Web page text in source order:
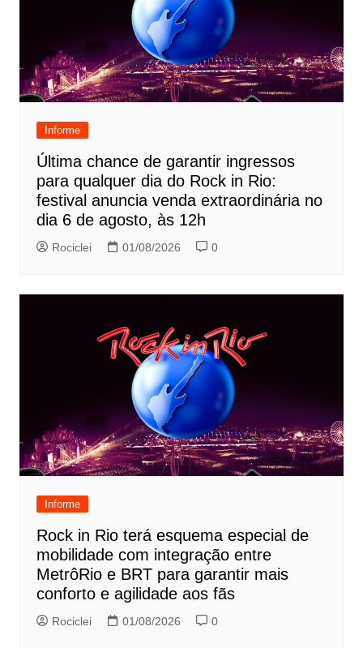
Informe
Última chance de garantir ingressos
para qualquer dia do Rock in Rio:
festival anuncia venda extraordinária no
dia 6 de agosto, às 12h
Rociclei 01/08/2026 0
Informe
Rock in Rio terá esquema especial de
mobilidade com integração entre
MetrôRio e BRT para garantir mais
conforto e agilidade aos fãs
Rociclei 01/08/2026 0